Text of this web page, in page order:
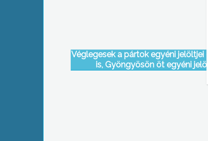
Véglegesek a pártok egyéni jelöltjei
is, Gyöngyösön öt egyéni